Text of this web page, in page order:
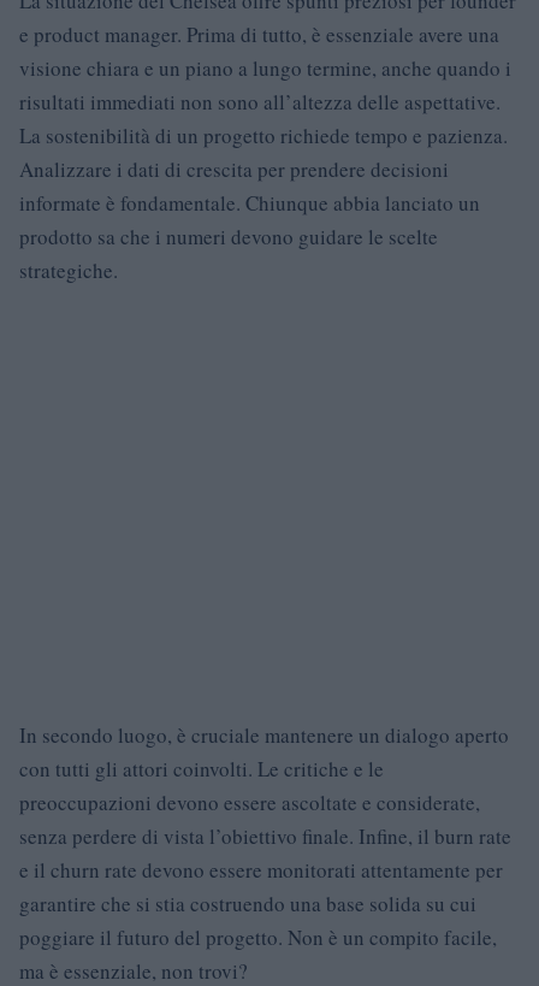
e product manager. Prima di tutto, è essenziale avere una
visione chiara e un piano a lungo termine, anche quando i
risultati immediati non sono all’altezza delle aspettative.
La sostenibilità di un progetto richiede tempo e pazienza.
Analizzare i dati di crescita per prendere decisioni
informate è fondamentale. Chiunque abbia lanciato un
prodotto sa che i numeri devono guidare le scelte
strategiche.
In secondo luogo, è cruciale mantenere un dialogo aperto
con tutti gli attori coinvolti. Le critiche e le
preoccupazioni devono essere ascoltate e considerate,
senza perdere di vista l’obiettivo finale. Infine, il burn rate
e il churn rate devono essere monitorati attentamente per
garantire che si stia costruendo una base solida su cui
poggiare il futuro del progetto. Non è un compito facile,
ma è essenziale, non trovi?